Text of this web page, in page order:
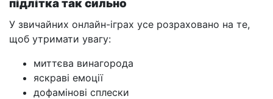
підлітка так сильно
У звичайних онлайн-іграх усе розраховано на те,
щоб утримати увагу:
миттєва винагорода
яскраві емоції
дофамінові сплески